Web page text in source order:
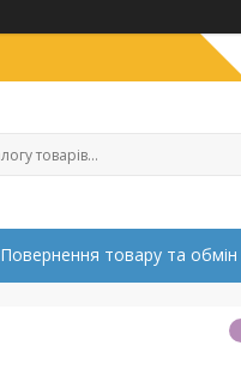
Повернення товару та обмін